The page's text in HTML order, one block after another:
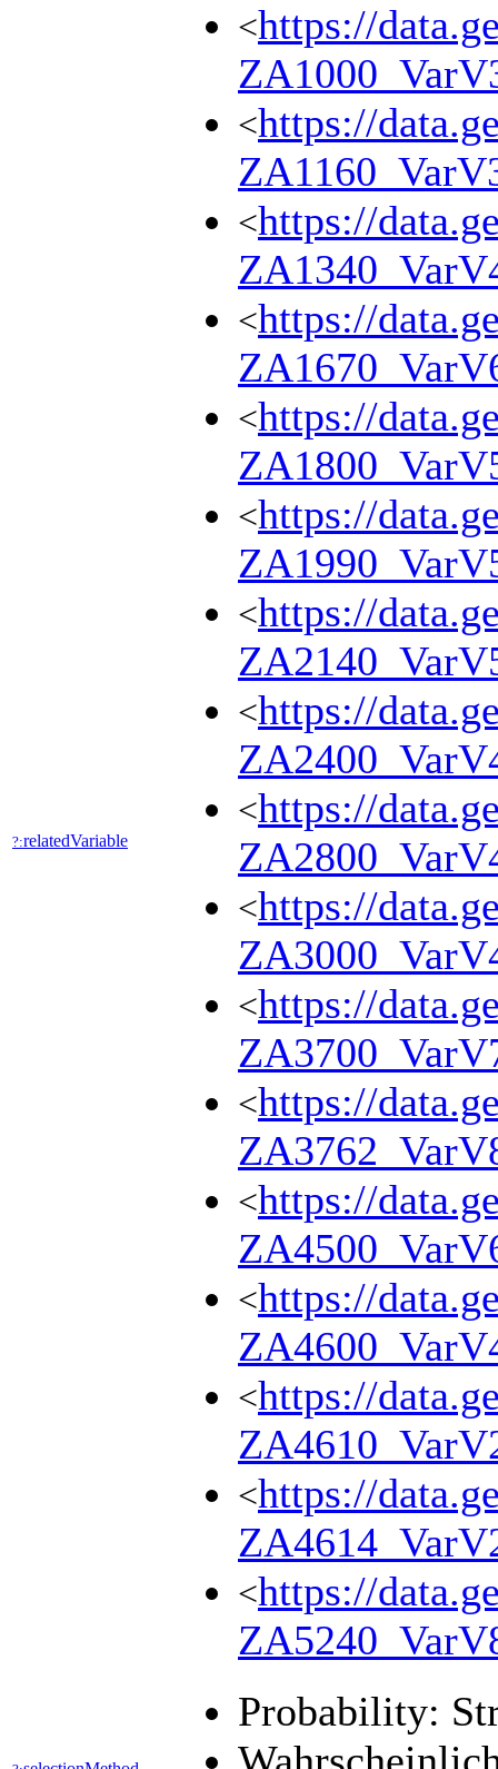
?:relatedVariable
<https://
<https://
<https://
<https://
<https://
<https://
<https://
<https://
<https://
<https://
<https://
<https://
<https://
<https://
<https://
<https://
<https://
Probability: